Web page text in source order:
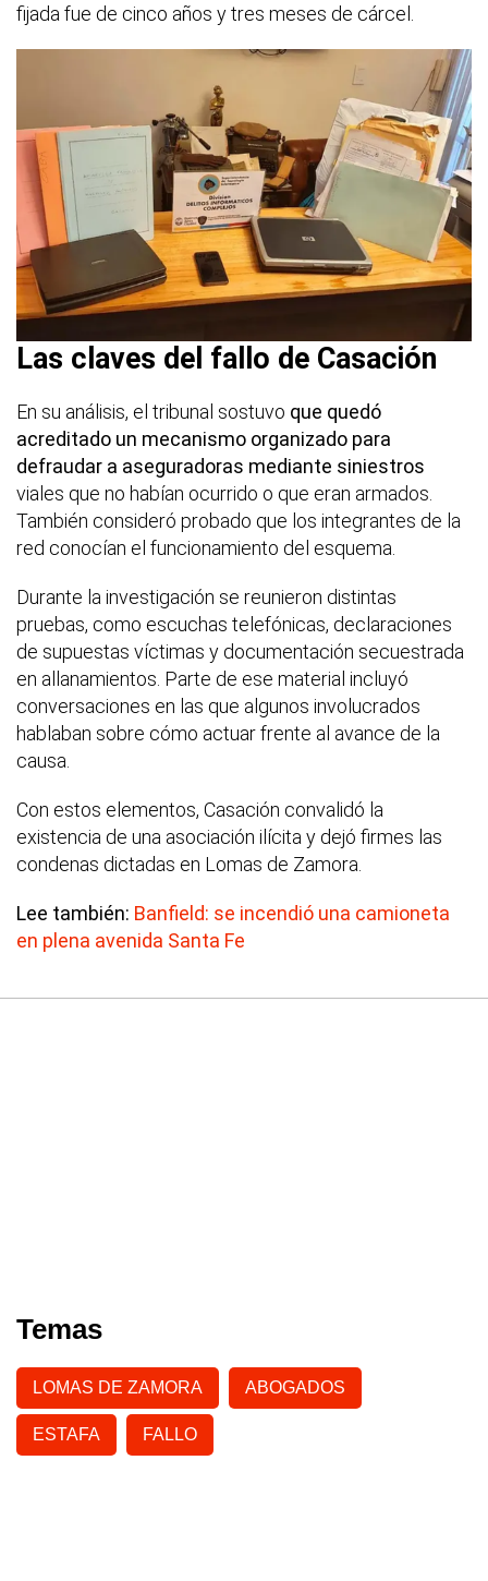
fijada fue de cinco años y tres meses de cárcel.
Las claves del fallo de Casación
En su análisis, el tribunal sostuvo que quedó
acreditado un mecanismo organizado para
defraudar a aseguradoras mediante siniestros
viales que no habían ocurrido o que eran armados.
También consideró probado que los integrantes de la
red conocían el funcionamiento del esquema.
Durante la investigación se reunieron distintas
pruebas, como escuchas telefónicas, declaraciones
de supuestas víctimas y documentación secuestrada
en allanamientos. Parte de ese material incluyó
conversaciones en las que algunos involucrados
hablaban sobre cómo actuar frente al avance de la
causa.
Con estos elementos, Casación convalidó la
existencia de una asociación ilícita y dejó firmes las
condenas dictadas en Lomas de Zamora.
Lee también: Banfield: se incendió una camioneta
en plena avenida Santa Fe
Temas
LOMAS DE ZAMORA ABOGADOS
ESTAFA FALLO